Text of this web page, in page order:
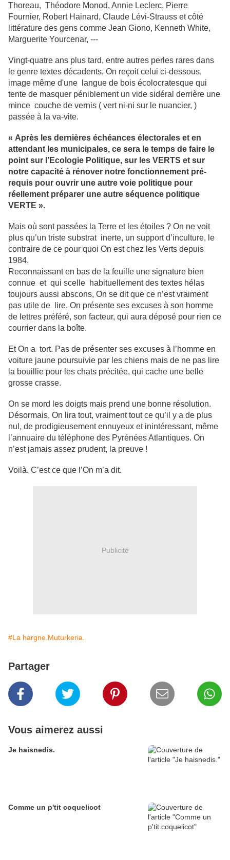
Thoreau, Théodore Monod, Annie Leclerc, Pierre
Fournier, Robert Hainard, Claude Lévi-Strauss et côté
littérature des gens comme Jean Giono, Kenneth White,
Marguerite Yourcenar, ---
Vingt-quatre ans plus tard, entre autres perles rares dans
le genre textes décadents, On reçoit celui ci-dessous,
image même d'une langue de bois écolocratesque qui
tente de masquer péniblement un vide sidéral derrière une
mince couche de vernis ( vert ni-ni sur le nuancier, )
passée à la va-vite.
« Après les dernières échéances électorales et en
attendant les municipales, ce sera le temps de faire le
point sur l’Ecologie Politique, sur les VERTS et sur
notre capacité à rénover notre fonctionnement pré-
requis pour ouvrir une autre voie politique pour
réellement préparer une autre séquence politique
VERTE ».
Mais où sont passées la Terre et les étoiles ? On ne voit
plus qu’un triste substrat inerte, un support d’inculture, le
contraire de ce pour quoi On est chez les Verts depuis
1984.
Reconnaissant en bas de la feuille une signature bien
connue et qui scelle habituellement des textes hélas
toujours aussi abscons, On se dit que ce n’est vraiment
pas utile de
lire. On présente ses excuses à son homme
de lettres préféré, son facteur, qui aura déposé pour rien ce
courrier dans la boîte.
Et On a tort. Pas de présenter ses excuses à l’homme en
voiture jaune poursuivie par les chiens mais de ne pas lire
la bouillie pour les chats précitée, qui cache une belle
grosse crasse.
On se mord les doigts mais prend une bonne résolution.
Désormais, On lira tout, vraiment tout ce qu’il y a de plus
nul, de prodigieusement ennuyeux et inintéressant, même
l’annuaire du téléphone des Pyrénées Atlantiques. On
n’est jamais assez prudent, la preuve !
Voilà. C’est ce que l’On m’a dit.
Publicité
#La hargne.Muturkeria.
Partager
Vous aimerez aussi
Je haisnedis.
Comme un p'tit coquelicot